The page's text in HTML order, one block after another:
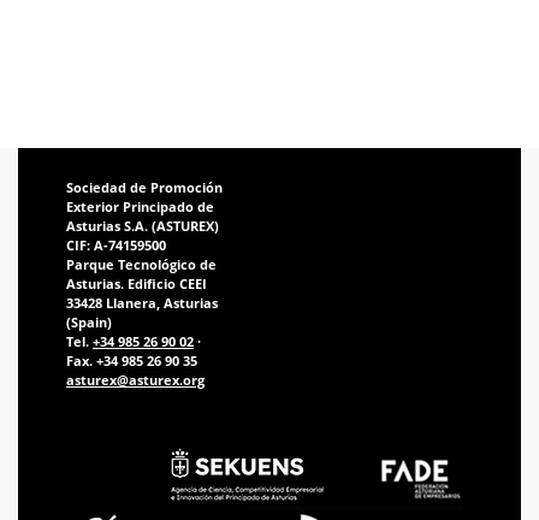
Sociedad de Promoción
Exterior Principado de
Asturias S.A. (ASTUREX)
CIF: A-74159500
Parque Tecnológico de
Asturias. Edificio CEEI
33428 Llanera, Asturias
(Spain)
Tel. +34 985 26 90 02 ·
Fax. +34 985 26 90 35
asturex@asturex.org